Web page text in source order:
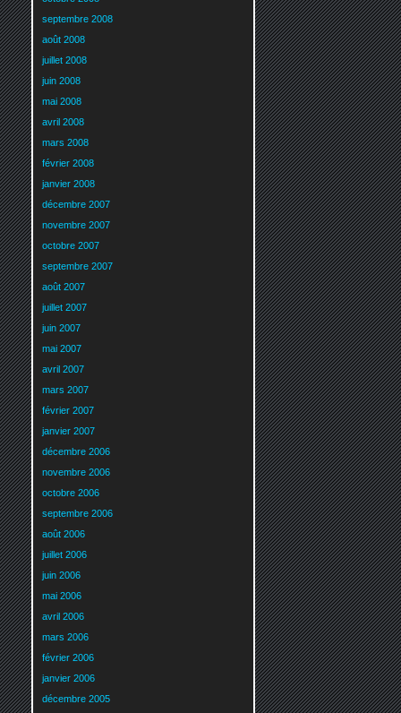
septembre 2008
août 2008
juillet 2008
juin 2008
mai 2008
avril 2008
mars 2008
février 2008
janvier 2008
décembre 2007
novembre 2007
octobre 2007
septembre 2007
août 2007
juillet 2007
juin 2007
mai 2007
avril 2007
mars 2007
février 2007
janvier 2007
décembre 2006
novembre 2006
octobre 2006
septembre 2006
août 2006
juillet 2006
juin 2006
mai 2006
avril 2006
mars 2006
février 2006
janvier 2006
décembre 2005